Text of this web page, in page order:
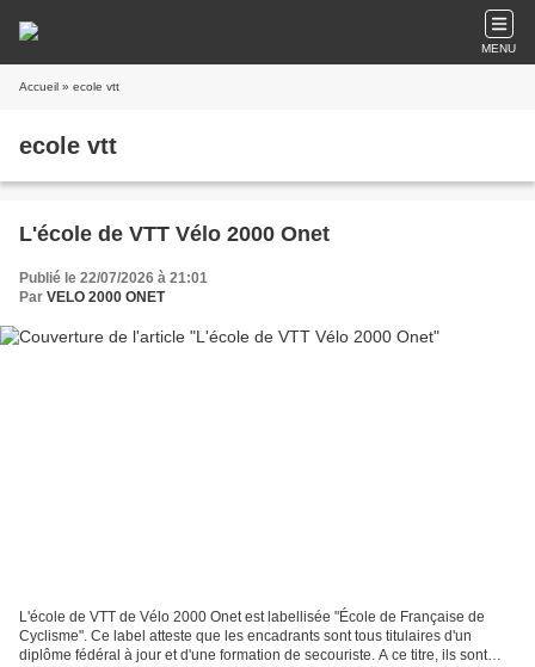
MENU
Accueil » ecole vtt
ecole vtt
L'école de VTT Vélo 2000 Onet
Publié le 22/07/2026 à 21:01
Par VELO 2000 ONET
L'école de VTT de Vélo 2000 Onet est labellisée "École de Française de
Cyclisme". Ce label atteste que les encadrants sont tous titulaires d'un
diplôme fédéral à jour et d'une formation de secouriste. A ce titre, ils sont